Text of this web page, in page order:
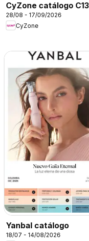
CyZone catálogo C13
28/08 - 17/09/2026
CyZone
Yanbal catálogo
18/07 - 14/08/2026